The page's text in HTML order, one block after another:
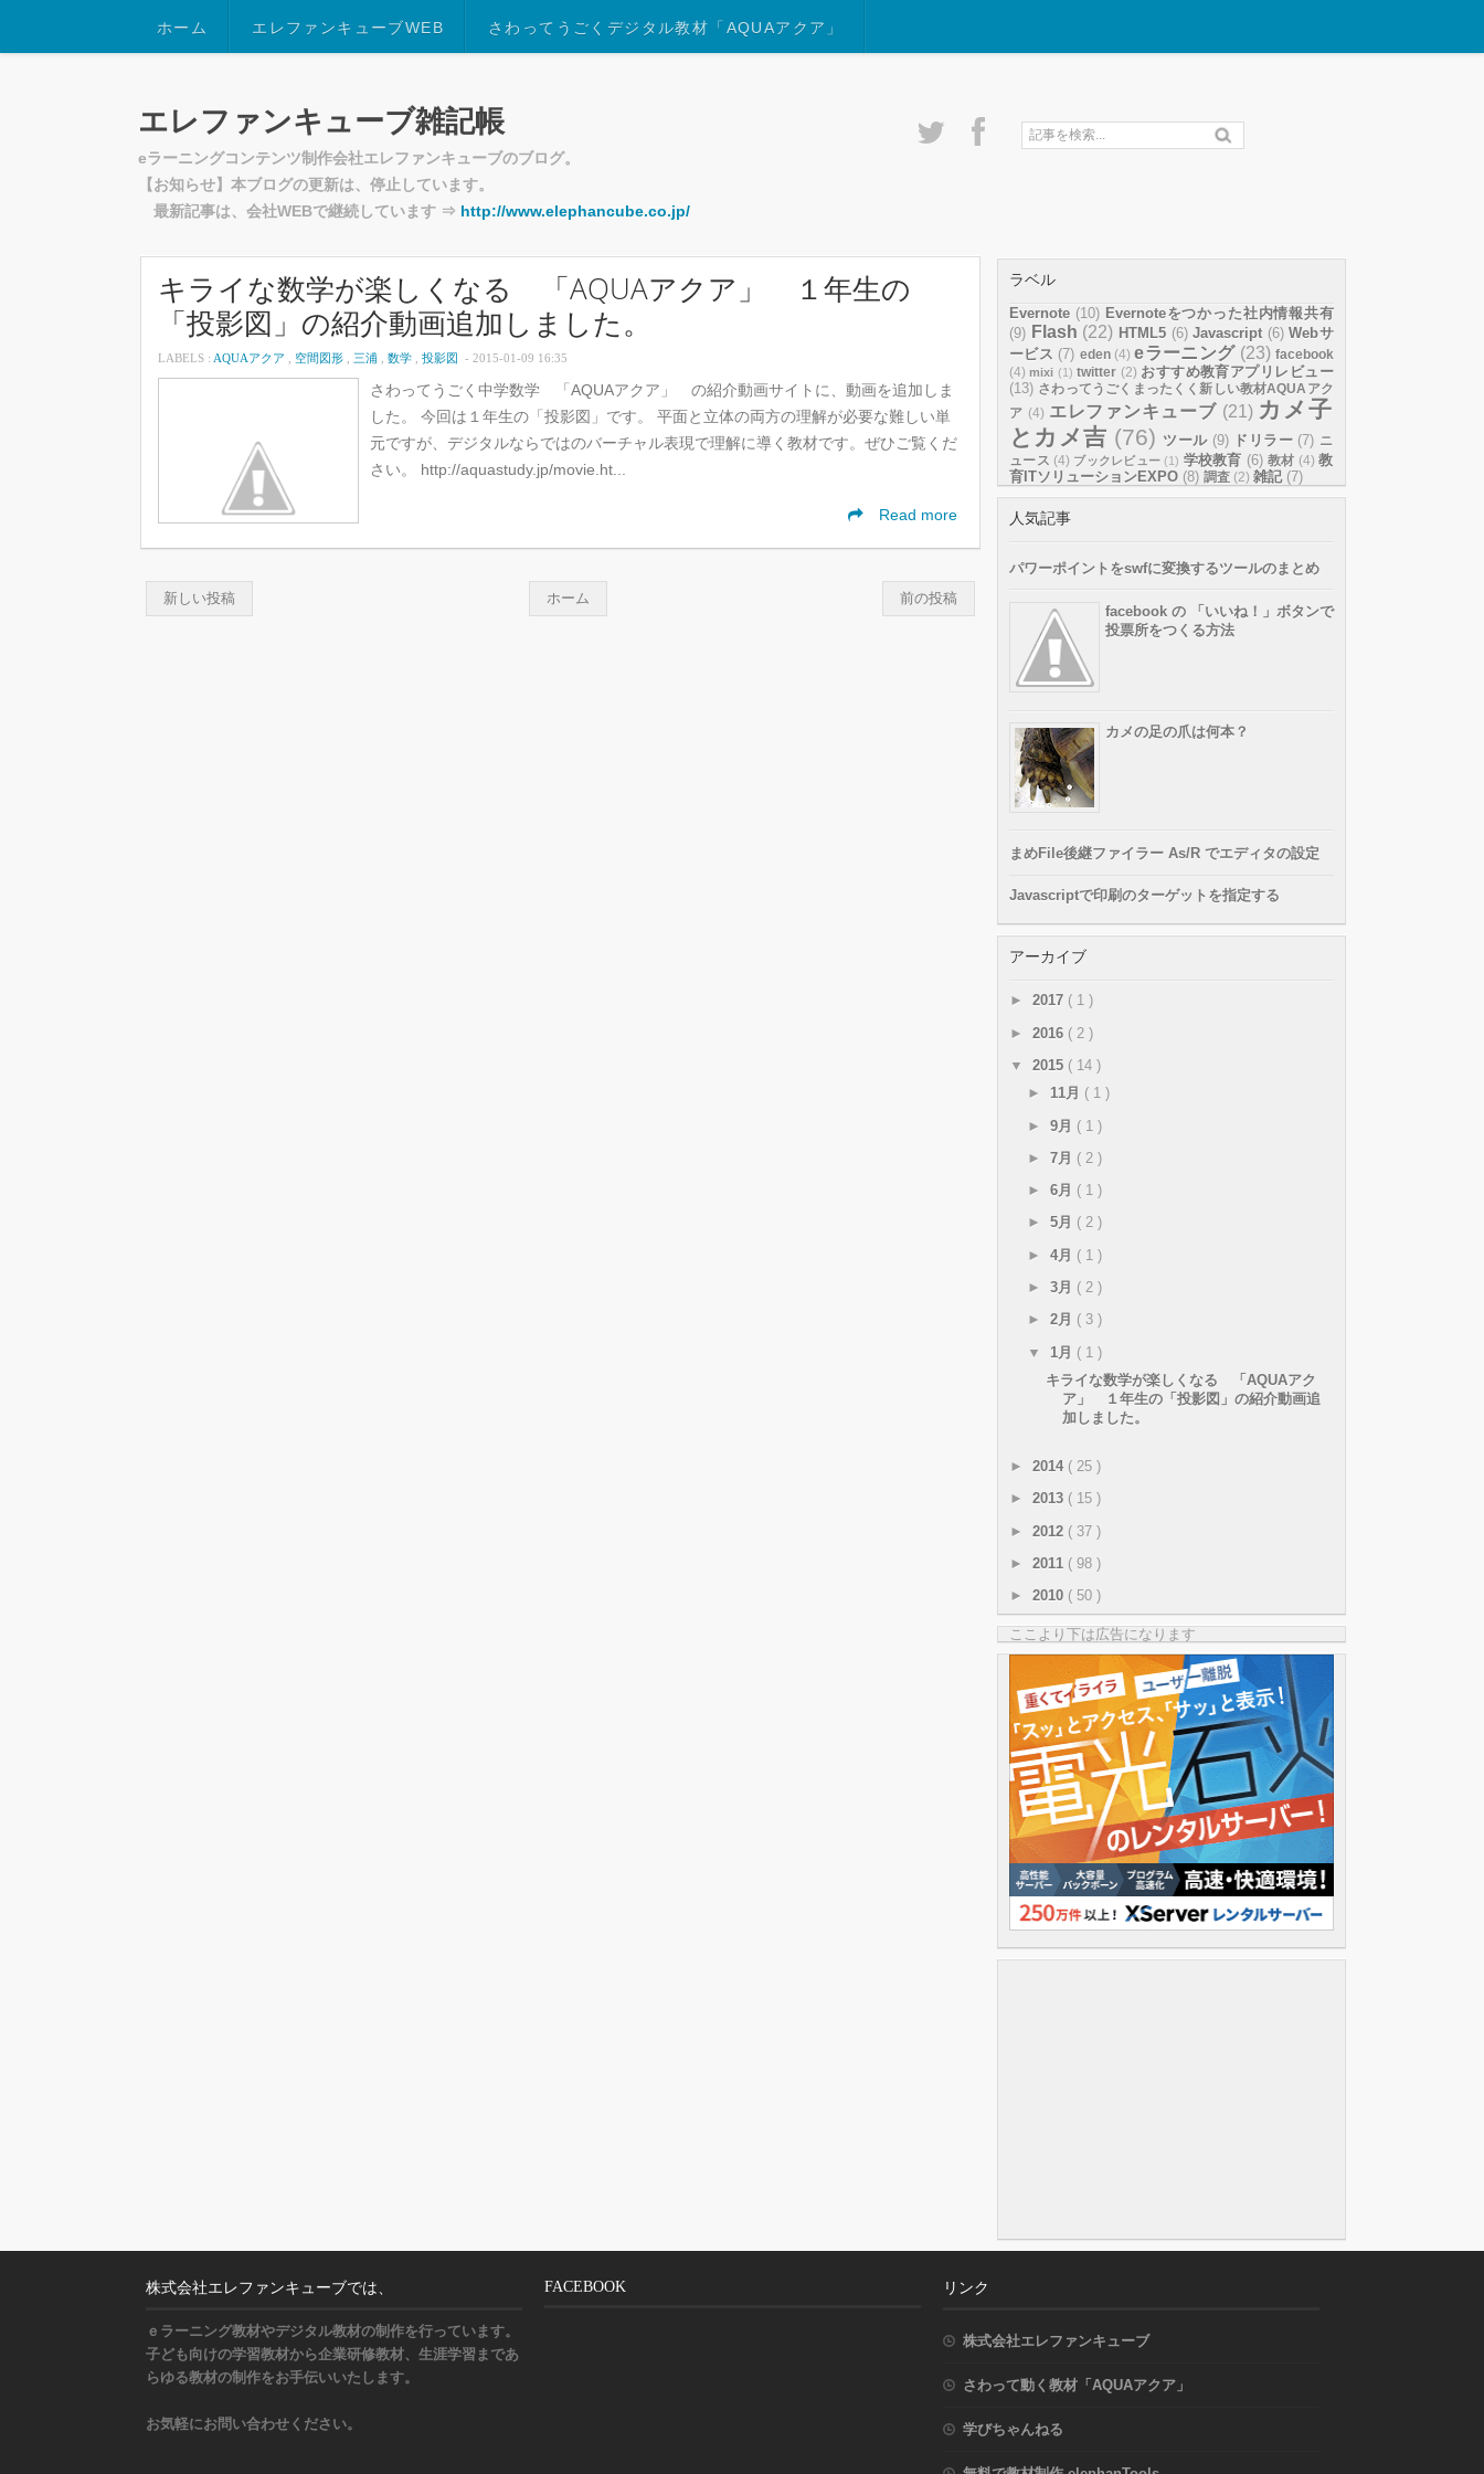
ホーム エレファンキューブWEB さわってうごくデジタル教材「AQUAアクア」
エレファンキューブ雑記帳
eラーニングコンテンツ制作会社エレファンキューブのブログ。
【お知らせ】本ブログの更新は、停止しています。
最新記事は、会社WEBで継続しています ⇒ http://www.elephancube.co.jp/
キライな数学が楽しくなる 「AQUAアクア」 １年生の
「投影図」の紹介動画追加しました。
LABELS : AQUAアクア 空間図形 三浦 数学 投影図 - 2015-01-09 16:35
さわってうごく中学数学 「AQUAアクア」 の紹介動画サイトに、動画を追加しま
した。 今回は１年生の「投影図」です。 平面と立体の両方の理解が必要な難しい単
元ですが、デジタルならではのバーチャル表現で理解に導く教材です。ぜひご覧くだ
さい。 http://aquastudy.jp/movie.ht...
Read more
新しい投稿 前の投稿
ホーム
ラベル
Evernote (10) Evernoteをつかった社内情報共有
(9) Flash (22) HTML5 (6) Javascript (6) Webサ
ービス (7) eden (4) eラーニング (23) facebook
(4) mixi (1) twitter (2) おすすめ教育アプリレビュー
(13) さわってうごくまったくく新しい教材AQUAアク
ア (4) エレファンキューブ (21) カメ子
とカメ吉 (76) ツール (9) ドリラー (7) ニ
ュース (4) ブックレビュー (1) 学校教育 (6) 教材 (4) 教
育ITソリューションEXPO (8) 調査 (2) 雑記 (7)
人気記事
パワーポイントをswfに変換するツールのまとめ
facebook の 「いいね！」ボタンで
投票所をつくる方法
カメの足の爪は何本？
まめFile後継ファイラー As/R でエディタの設定
Javascriptで印刷のターゲットを指定する
アーカイブ
► 2017 ( 1 )
► 2016 ( 2 )
▼ 2015 ( 14 )
► 11月 ( 1 )
► 9月 ( 1 )
► 7月 ( 2 )
► 6月 ( 1 )
► 5月 ( 2 )
► 4月 ( 1 )
► 3月 ( 2 )
► 2月 ( 3 )
▼ 1月 ( 1 )
キライな数学が楽しくなる 「AQUAアク
ア」 １年生の「投影図」の紹介動画追
加しました。
► 2014 ( 25 )
► 2013 ( 15 )
► 2012 ( 37 )
► 2011 ( 98 )
► 2010 ( 50 )
ここより下は広告になります
株式会社エレファンキューブでは、
ｅラーニング教材やデジタル教材の制作を行っています。
子ども向けの学習教材から企業研修教材、生涯学習まであ
らゆる教材の制作をお手伝いいたします。
お気軽にお問い合わせください。
FACEBOOK リンク
株式会社エレファンキューブ
さわって動く教材「AQUAアクア」
学びちゃんねる